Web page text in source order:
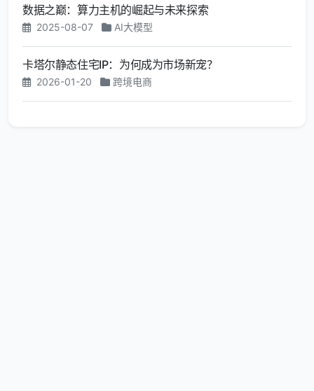
数据之巅：算力主机的崛起与未来探索
2025-08-07 AI大模型
卡塔尔静态住宅IP：为何成为市场新宠？
2026-01-20 跨境电商